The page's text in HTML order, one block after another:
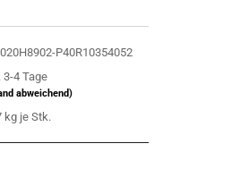
P40R10354052
3-4 Tage
abweichend)
kg je Stk.